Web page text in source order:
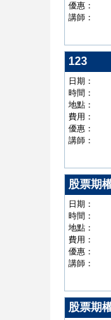
優惠：
講師：
123
日期：
時間：
地點：
費用：
優惠：
講師：
股票期
日期：
時間：
地點：
費用：
優惠：
講師：
股票期